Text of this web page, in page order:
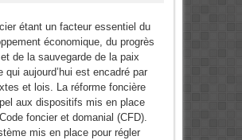
étant un facteur essentiel du
économique, du progrès
de la sauvegarde de la paix
qui aujourd’hui est encadré par
et lois. La réforme foncière
aux dispositifs mis en place
foncier et domanial (CFD).
mis en place pour régler